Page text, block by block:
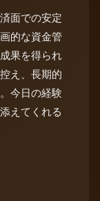
面での安定
的な資金管
果を得られ
え、長期的
今日の経験
えてくれる